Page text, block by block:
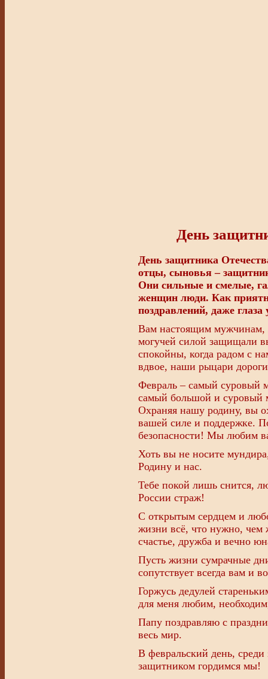
День
День защитника
отцы, сыновья –
Они сильные и смелые,
женщин люди. Как
поздравлений, даже
Вам настоящим
могучей силой защищали
спокойны, когда радом с
вдвое, наши рыцари
Февраль – самый суровый
самый большой и суровый
Охраняя нашу родину, вы
вашей силе и поддержке.
безопасности! Мы любим
Хоть вы не носите
Родину и нас.
Тебе покой лишь снится,
России страж!
С открытым сердцем и
жизни всё, что нужно, чем
счастье, дружба и вечно
Пусть жизни сумрачные
сопутствует всегда вам и
Горжусь дедулей
для меня любим,
Папу поздравляю с
весь мир.
В февральский день,
защитником гордимся мы!